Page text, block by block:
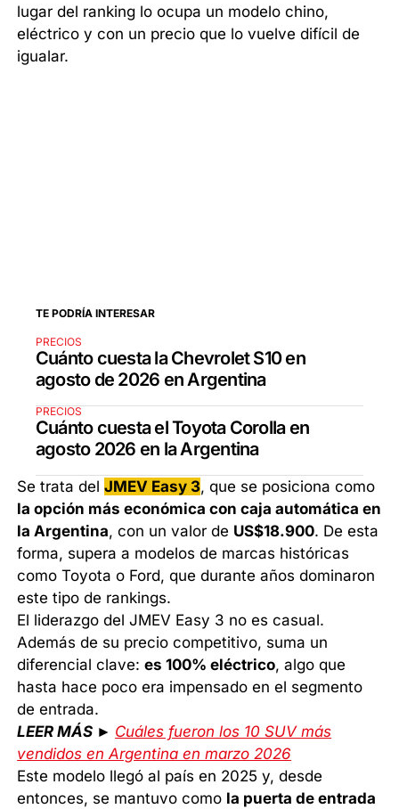
lugar del ranking lo ocupa un modelo chino,
eléctrico y con un precio que lo vuelve difícil de
igualar.
TE PODRÍA INTERESAR
PRECIOS
Cuánto cuesta la Chevrolet S10 en
agosto de 2026 en Argentina
PRECIOS
Cuánto cuesta el Toyota Corolla en
agosto 2026 en la Argentina
Se trata delJMEV Easy 3, que se posiciona como
la opción más económica con caja automática en
la Argentina, con un valor de US$18.900. De esta
forma, supera a modelos de marcas históricas
como Toyota o Ford, que durante años dominaron
este tipo de rankings.
El liderazgo del JMEV Easy 3 no es casual.
Además de su precio competitivo, suma un
diferencial clave:es 100% eléctrico, algo que
hasta hace poco era impensado en el segmento
de entrada.
LEER MÁS ► Cuáles fueron los 10 SUV más
vendidos en Argentina en marzo 2026
Este modelo llegó al país en 2025 y, desde
entonces, se mantuvo como la puerta de entrada